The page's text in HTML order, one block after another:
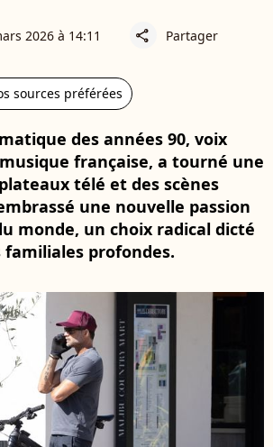
2026 à 14:11 share Partager
sources préférées
des années 90, voix
française, a tourné une
télé et des scènes
une nouvelle passion
monde, un choix radical dicté
familiales profondes.